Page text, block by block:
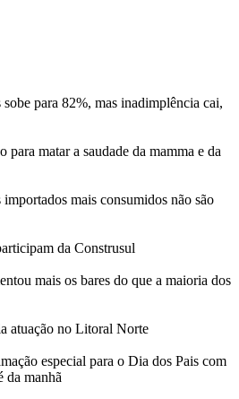
para 82%, mas inadimplência cai,
matar a saudade da mamma e da
mais consumidos não são
da Construsul
mais os bares do que a maioria dos
atuação no Litoral Norte
especial para o Dia dos Pais com
da manhã